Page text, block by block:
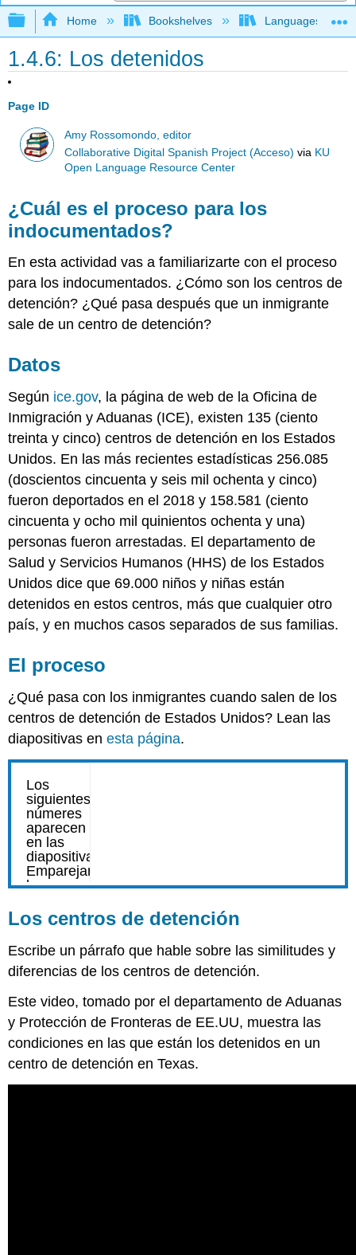
Expand/collapse global hierarchy
Home Bookshelves Languages
1.4.6: Los detenidos
Page ID
Amy Rossomondo, editor
Collaborative Digital Spanish Project (Acceso) via KU
Open Language Resource Center
¿Cuál es el proceso para los
indocumentados?
En esta actividad vas a familiarizarte con el proceso
para los indocumentados. ¿Cómo son los centros de
detención? ¿Qué pasa después que un inmigrante
sale de un centro de detención?
Datos
Según ice.gov, la página de web de la Oficina de
Inmigración y Aduanas (ICE), existen 135 (ciento
treinta y cinco) centros de detención en los Estados
Unidos. En las más recientes estadísticas 256.085
(doscientos cincuenta y seis mil ochenta y cinco)
fueron deportados en el 2018 y 158.581 (ciento
cincuenta y ocho mil quinientos ochenta y una)
personas fueron arrestadas. El departamento de
Salud y Servicios Humanos (HHS) de los Estados
Unidos dice que 69.000 niños y niñas están
detenidos en estos centros, más que cualquier otro
país, y en muchos casos separados de sus familias.
El proceso
¿Qué pasa con los inmigrantes cuando salen de los
centros de detención de Estados Unidos? Lean las
diapositivas enesta página.
Los centros de detención
Escribe un párrafo que hable sobre las similitudes y
diferencias de los centros de detención.
Este video, tomado por el departamento de Aduanas
y Protección de Fronteras de EE.UU, muestra las
condiciones en las que están los detenidos en un
centro de detención en Texas.